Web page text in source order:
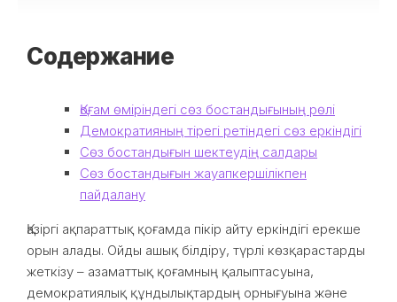
Содержание
Қоғам өміріндегі сөз бостандығының рөлі
Демократияның тірегі ретіндегі сөз еркіндігі
Сөз бостандығын шектеудің салдары
Сөз бостандығын жауапкершілікпен
пайдалану
Қазіргі ақпараттық қоғамда пікір айту еркіндігі ерекше
орын алады. Ойды ашық білдіру, түрлі көзқарастарды
жеткізу – азаматтық қоғамның қалыптасуына,
демократиялық құндылықтардың орнығуына және